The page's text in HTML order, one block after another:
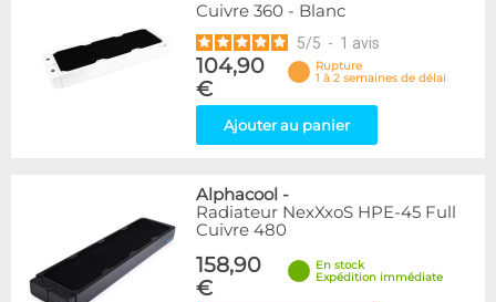
Cuivre 360 - Blanc
5/5 - 1 avis
104,90
€
Rupture
1 à 2 semaines de délai
Ajouter au panier
Alphacool -
Radiateur NexXxoS HPE-45 Full
Cuivre 480
158,90
€
En stock
Expédition immédiate